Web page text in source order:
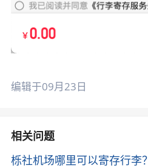
编辑于09月23日
相关问题
栎社机场哪里可以寄存行李？